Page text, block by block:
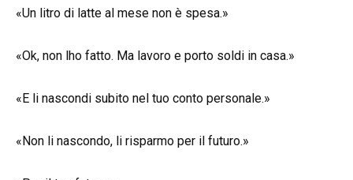
«Un litro di latte al mese non è spesa.»
«Ok, non lho fatto. Ma lavoro e porto soldi in casa.»
«E li nascondi subito nel tuo conto personale.»
«Non li nascondo, li risparmo per il futuro.»